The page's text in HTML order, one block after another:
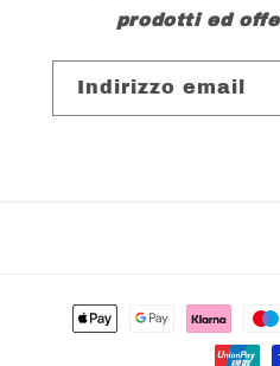
prodotti ed
Indirizzo email
Metodi